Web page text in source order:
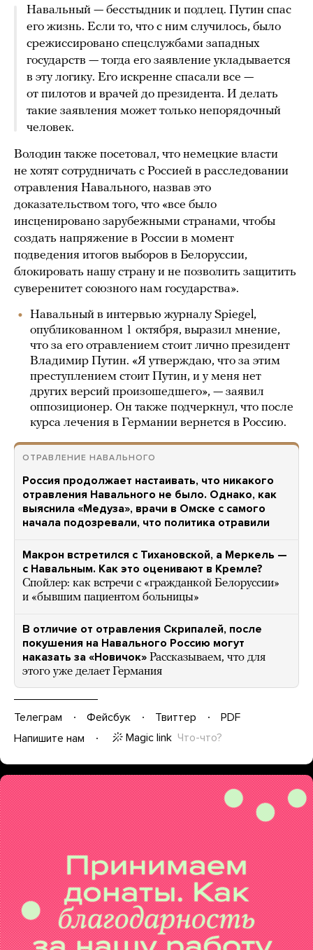
Навальный — бесстыдник и подлец. Путин спас
его жизнь. Если то, что с ним случилось, было
срежиссировано спецслужбами западных
государств — тогда его заявление укладывается
в эту логику. Его искренне спасали все —
от пилотов и врачей до президента. И делать
такие заявления может только непорядочный
человек.
Володин также посетовал, что немецкие власти
не хотят сотрудничать с Россией в расследовании
отравления Навального, назвав это
доказательством того, что «все было
инсценировано зарубежными странами, чтобы
создать напряжение в России в момент
подведения итогов выборов в Белоруссии,
блокировать нашу страну и не позволить защитить
суверенитет союзного нам государства».
Навальный в интервью журналу Spiegel,
опубликованном 1 октября, выразил мнение,
что за его отравлением стоит лично президент
Владимир Путин. «Я утверждаю, что за этим
преступлением стоит Путин, и у меня нет
других версий произошедшего», — заявил
оппозиционер. Он также подчеркнул, что после
курса лечения в Германии вернется в Россию.
ОТРАВЛЕНИЕ НАВАЛЬНОГО
Россия продолжает настаивать, что никакого
отравления Навального не было. Однако, как
выяснила «Медуза», врачи в Омске с самого
начала подозревали, что политика отравили
Макрон встретился с Тихановской, а Меркель —
с Навальным. Как это оценивают в Кремле?
Спойлер: как встречи с «гражданкой Белоруссии»
и «бывшим пациентом больницы»
В отличие от отравления Скрипалей, после
покушения на Навального Россию могут
наказать за «Новичок» Рассказываем, что для
этого уже делает Германия
Телеграм Фейсбук Твиттер
PDF
Напишите нам
Magic link Что-что?